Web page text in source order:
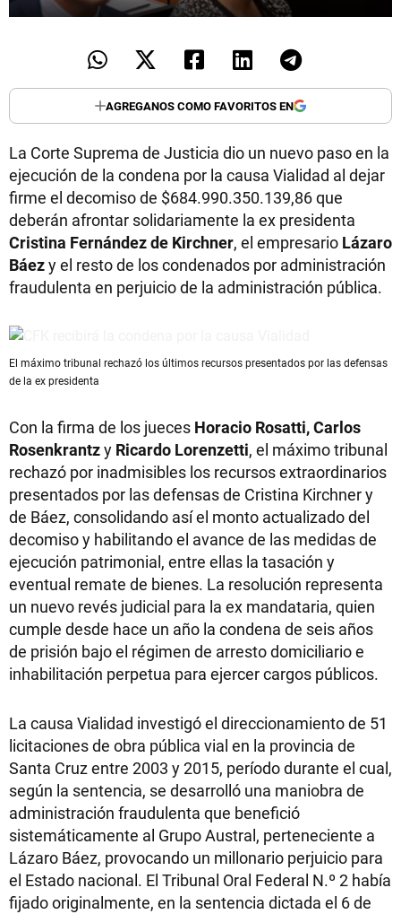
AGREGANOS COMO FAVORITOS EN
La Corte Suprema de Justicia dio un nuevo paso en la
ejecución de la condena por la causa Vialidad al dejar
firme el decomiso de $684.990.350.139,86 que
deberán afrontar solidariamente la ex presidenta
Cristina Fernández de Kirchner, el empresario Lázaro
Báezy el resto de los condenados por administración
fraudulenta en perjuicio de la administración pública.
El máximo tribunal rechazó los últimos recursos presentados por las defensas
de la ex presidenta
Con la firma de los jueces Horacio Rosatti, Carlos
Rosenkrantzy Ricardo Lorenzetti, el máximo tribunal
rechazó por inadmisibles los recursos extraordinarios
presentados por las defensas de Cristina Kirchner y
de Báez, consolidando así el monto actualizado del
decomiso y habilitando el avance de las medidas de
ejecución patrimonial, entre ellas la tasación y
eventual remate de bienes. La resolución representa
un nuevo revés judicial para la ex mandataria, quien
cumple desde hace un año la condena de seis años
de prisión bajo el régimen de arresto domiciliario e
inhabilitación perpetua para ejercer cargos públicos.
La causa Vialidad investigó el direccionamiento de 51
licitaciones de obra pública vial en la provincia de
Santa Cruz entre 2003 y 2015, período durante el cual,
según la sentencia, se desarrolló una maniobra de
administración fraudulenta que benefició
sistemáticamente al Grupo Austral, perteneciente a
Lázaro Báez, provocando un millonario perjuicio para
el Estado nacional. El Tribunal Oral Federal N.º 2 había
fijado originalmente, en la sentencia dictada el 6 de